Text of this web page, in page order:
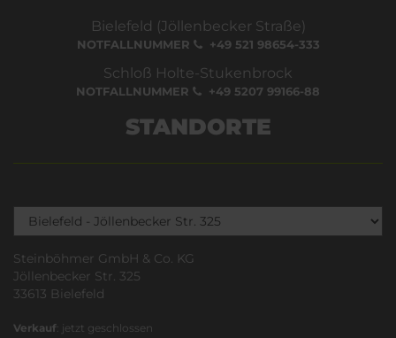
Bielefeld (Jöllenbecker Straße)
NOTFALLNUMMER +49 521 98654-333
Schloß Holte-Stukenbrock
NOTFALLNUMMER +49 5207 99166-88
STANDORTE
Steinböhmer GmbH & Co. KG
Jöllenbecker Str. 325
33613 Bielefeld
Verkauf: jetzt geschlossen